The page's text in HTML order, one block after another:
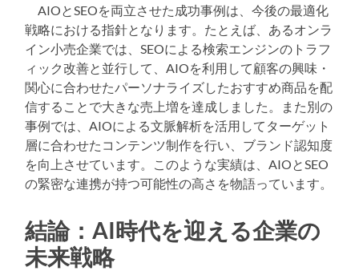
AIOとSEOを両立させた成功事例は、今後の最適化
戦略における指針となります。たとえば、あるオンラ
イン小売企業では、SEOによる検索エンジンのトラフ
ィック改善と並行して、AIOを利用して顧客の興味・
関心に合わせたパーソナライズしたおすすめ商品を配
信することで大きな売上増を達成しました。また別の
事例では、AIOによる文脈解析を活用してターゲット
層に合わせたコンテンツ制作を行い、ブランド認知度
を向上させています。このような実績は、AIOとSEO
の緊密な連携が持つ可能性の高さを物語っています。
結論：AI時代を迎える企業の
未来戦略